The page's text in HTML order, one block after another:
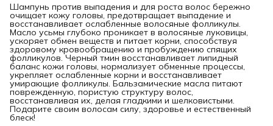
Шампунь против выпадения и для роста волос бережно
очищает кожу головы, предотвращает выпадение и
восстанавливает ослабленные волосяные фолликулы.
Масло усьмы глубоко проникает в волосяные луковицы,
ускоряет обмен веществ и питает корни, способствуя
здоровому кровообращению и пробуждению спящих
фолликулов. Черный тмин восстанавливает липидный
баланс кожи головы, нормализует обменные процессы,
укрепляет ослабленные корни и восстанавливает
умирающие фолликулы. Бальзамические масла питают
поврежденную, пористую структуру волос,
восстанавливая их, делая гладкими и шелковистыми.
Подарите своим волосам силу, здоровье и естественный
блеск!